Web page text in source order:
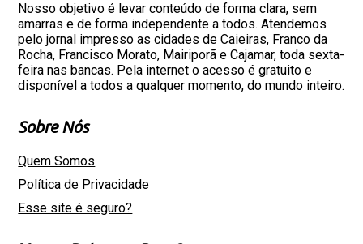
Nosso objetivo é levar conteúdo de forma clara, sem
amarras e de forma independente a todos. Atendemos
pelo jornal impresso as cidades de Caieiras, Franco da
Rocha, Francisco Morato, Mairiporã e Cajamar, toda sexta-
feira nas bancas. Pela internet o acesso é gratuito e
disponível a todos a qualquer momento, do mundo inteiro.
Sobre Nós
Quem Somos
Política de Privacidade
Esse site é seguro?